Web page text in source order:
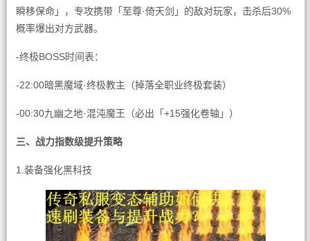
瞬移保命」，专攻携带「至尊·倚天剑」的敌对玩家，击杀后30%
概率爆出对方武器。
-终极BOSS时间表：
-22:00暗黑魔域·终极教主（掉落全职业终极套装）
-00:30九幽之地·混沌魔王（必出「+15强化卷轴」）
三、战力指数级提升策略
1.装备强化黑科技